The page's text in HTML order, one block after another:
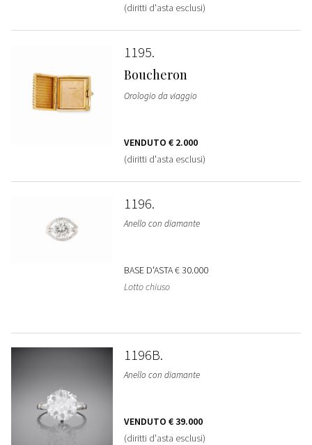
(diritti d'asta esclusi)
1195
Boucheron
Orologio da viaggio
VENDUTO € 2.000
(diritti d'asta esclusi)
1196
Anello con diamante
BASE D'ASTA€ 30.000
Lotto chiuso
1196B
Anello con diamante
VENDUTO € 39.000
(diritti d'asta esclusi)